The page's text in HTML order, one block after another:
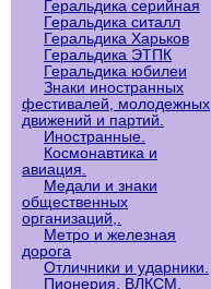
Геральдика серийная
Геральдика ситалл
Геральдика Харьков
Геральдика ЭТПК
Геральдика юбилеи
Знаки иностранных
фестивалей, молодежных
движений и партий.
Иностранные.
Космонавтика и
авиация.
Медали и знаки
общественных
организаций,.
Метро и железная
дорога
Отличники и ударники.
Пионерия, ВЛКСМ,